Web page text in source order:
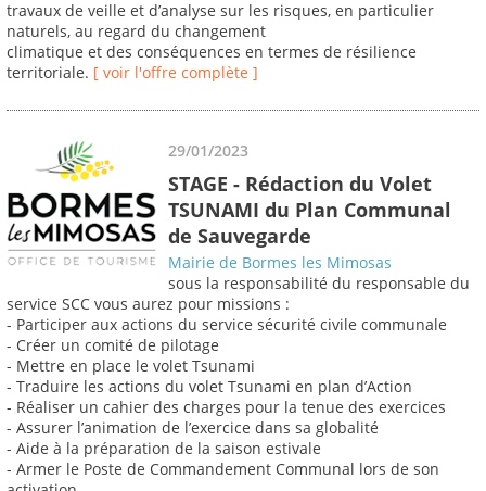
travaux de veille et d’analyse sur les risques, en particulier
naturels, au regard du changement
climatique et des conséquences en termes de résilience
territoriale. [ voir l'offre complète ]
29/01/2023
STAGE - Rédaction du Volet
TSUNAMI du Plan Communal
de Sauvegarde
Mairie de Bormes les Mimosas
sous la responsabilité du responsable du
service SCC vous aurez pour missions :
- Participer aux actions du service sécurité civile communale
- Créer un comité de pilotage
- Mettre en place le volet Tsunami
- Traduire les actions du volet Tsunami en plan d’Action
- Réaliser un cahier des charges pour la tenue des exercices
- Assurer l’animation de l’exercice dans sa globalité
- Aide à la préparation de la saison estivale
- Armer le Poste de Commandement Communal lors de son